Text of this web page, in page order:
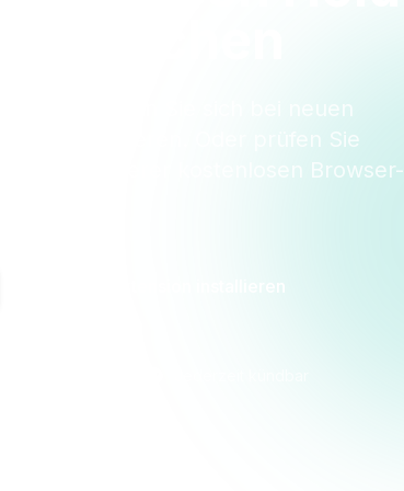
und lassen Sie sich bei neuen
informieren. Oder prüfen Sie
— mit unserer kostenlosen Browser-
Browser-Extension installieren